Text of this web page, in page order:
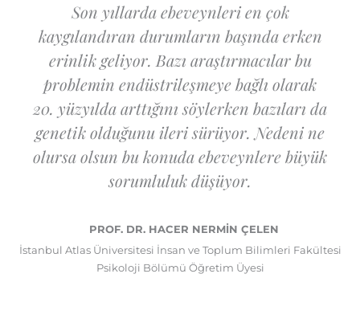
Son yıllarda ebeveynleri en çok
kaygılandıran durumların başında erken
erinlik geliyor. Bazı araştırmacılar bu
problemin endüstrileşmeye bağlı olarak
20. yüzyılda arttığını söylerken bazıları da
genetik olduğunu ileri sürüyor. Nedeni ne
olursa olsun bu konuda ebeveynlere büyük
sorumluluk düşüyor.
PROF. DR. HACER NERMİN ÇELEN
İstanbul Atlas Üniversitesi İnsan ve Toplum Bilimleri Fakültesi
Psikoloji Bölümü Öğretim Üyesi